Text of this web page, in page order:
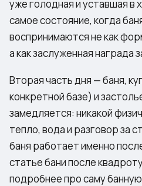
уже голодная и уставшая
самое состояние, когда
воспринимаются не как
а как заслуженная награда
Вторая часть дня — баня,
конкретной базе) и
замедляется: никакой
тепло, вода и разговор за
баня работает именно
статьебани после
подробнее про саму